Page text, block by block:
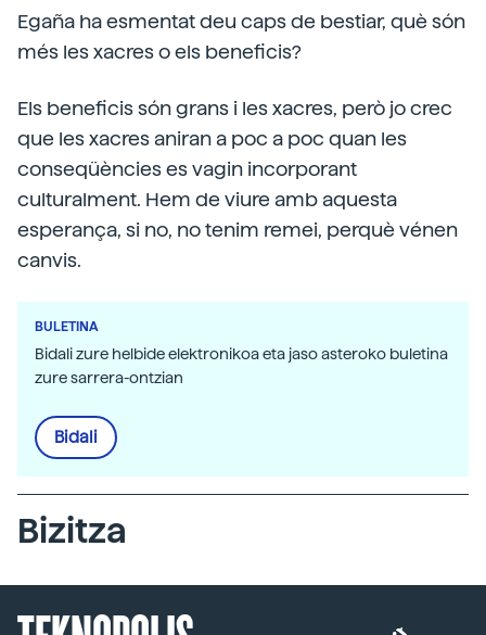
Egaña ha esmentat deu caps de bestiar, què són
més les xacres o els beneficis?
Els beneficis són grans i les xacres, però jo crec
que les xacres aniran a poc a poc quan les
conseqüències es vagin incorporant
culturalment. Hem de viure amb aquesta
esperança, si no, no tenim remei, perquè vénen
canvis.
BULETINA
Bidali zure helbide elektronikoa eta jaso asteroko buletina
zure sarrera-ontzian
Bidali
Bizitza